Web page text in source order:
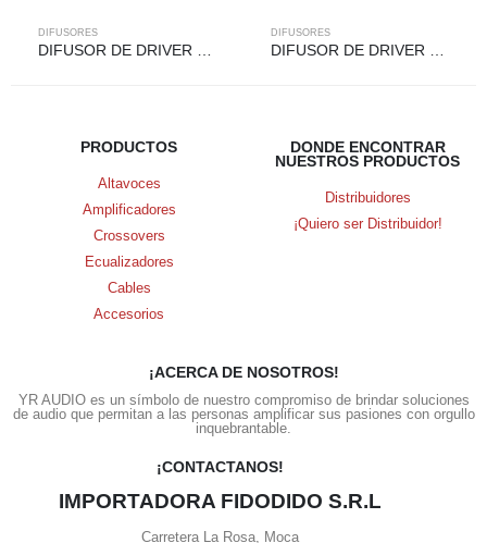
DIFUSORES DIFUSORES
PRODUCTOS
Altavoces
Amplificadores
Crossovers
Ecualizadores
Cables
Accesorios
DONDE ENCONTRAR
NUESTROS PRODUCTOS
Distribuidores
¡Quiero ser Distribuidor!
¡ACERCA DE NOSOTROS!
YR AUDIO es un símbolo de nuestro compromiso de brindar soluciones
de audio que permitan a las personas amplificar sus pasiones con orgullo
inquebrantable.
¡CONTACTANOS!
IMPORTADORA FIDODIDO S.R.L
Carretera La Rosa, Moca